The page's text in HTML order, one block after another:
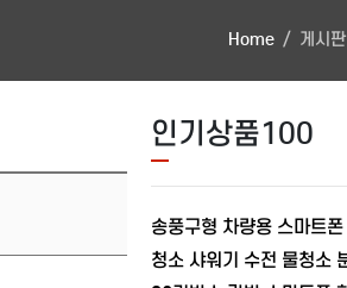
Home 게시판
인기상품100